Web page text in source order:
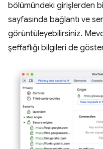
bölümündeki girişlerden
sayfasında bağlantı ve
görüntüleyebilirsiniz.
şeffaflığı bilgileri de